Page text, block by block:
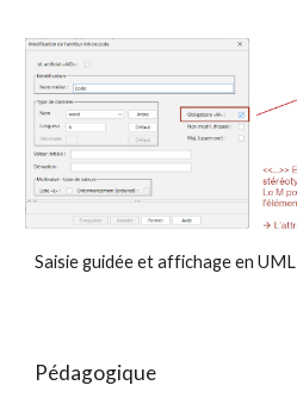
Saisie guidée et affichage en UML
Pédagogique